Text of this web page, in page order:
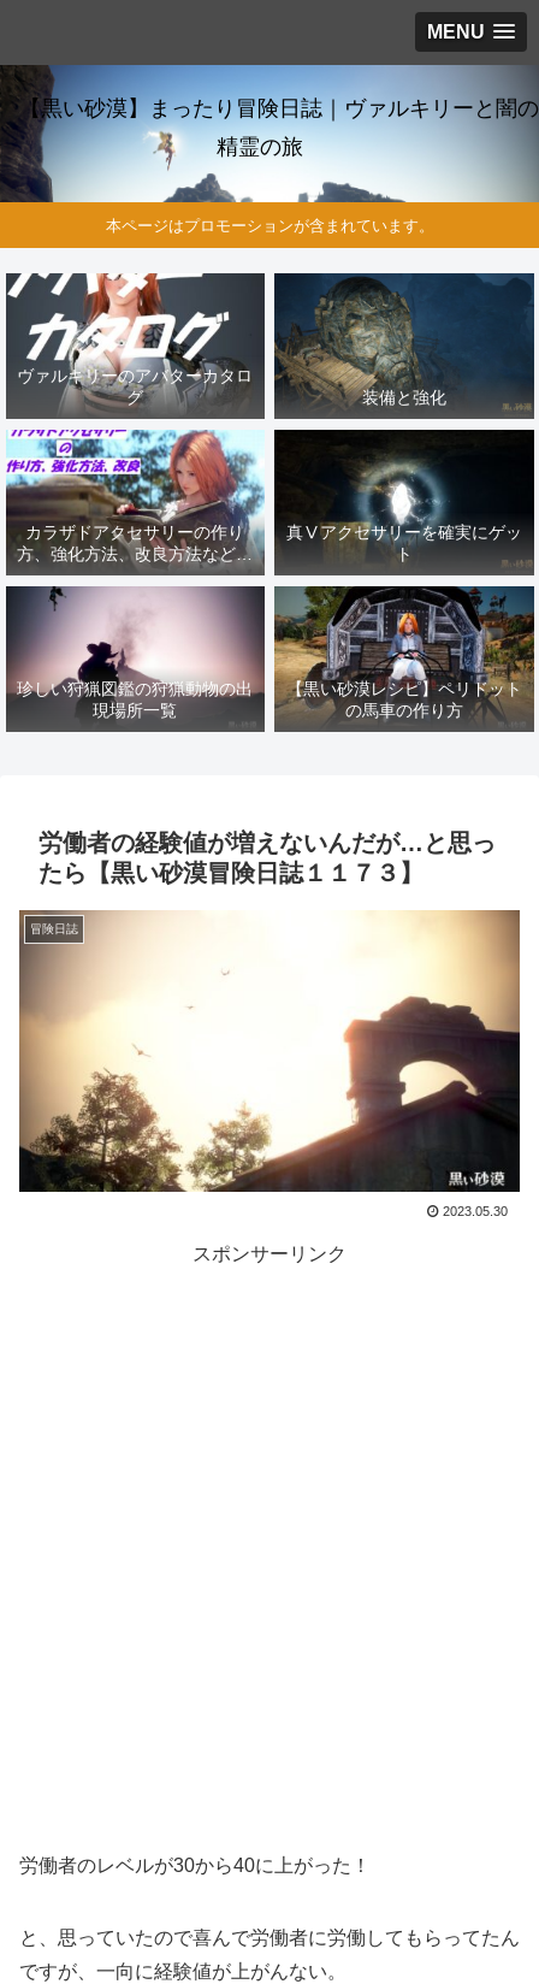
MENU
【黒い砂漠】まったり冒険日誌｜ヴァルキリーと闇の
精霊の旅
本ページはプロモーションが含まれています。
ヴァルキリーのアバターカタロ
グ
装備と強化
カラザドアクセサリーの作り
方、強化方法、改良方法などま
とめ【黒い砂漠冒険日誌１４１
真Ⅴアクセサリーを確実にゲッ
ト
珍しい狩猟図鑑の狩猟動物の出
現場所一覧
【黒い砂漠レシピ】ペリドット
の馬車の作り方
労働者の経験値が増えないんだが…と思っ
たら【黒い砂漠冒険日誌１１７３】
冒険日誌
2023.05.30
スポンサーリンク
労働者のレベルが30から40に上がった！
と、思っていたので喜んで労働者に労働してもらってたん
ですが、一向に経験値が上がんない。